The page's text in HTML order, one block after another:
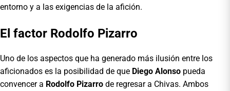
entorno y a las exigencias de la afición.
El factor Rodolfo Pizarro
Uno de los aspectos que ha generado más ilusión entre los
aficionados es la posibilidad de que Diego Alonso pueda
convencer a Rodolfo Pizarro de regresar a Chivas. Ambos